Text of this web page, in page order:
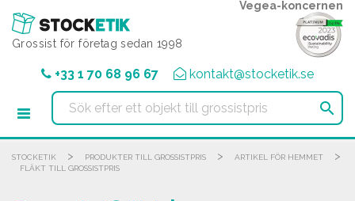
Grossist för företag sedan 1998
Vegea-koncernen
+33 1 70 68 96 67 kontakt@stocketik.se

STOCKETIK > PRODUKTER TILL GROSSISTPRIS > ARTIKEL FÖR HEMMET >
FLÄKT TILL GROSSISTPRIS